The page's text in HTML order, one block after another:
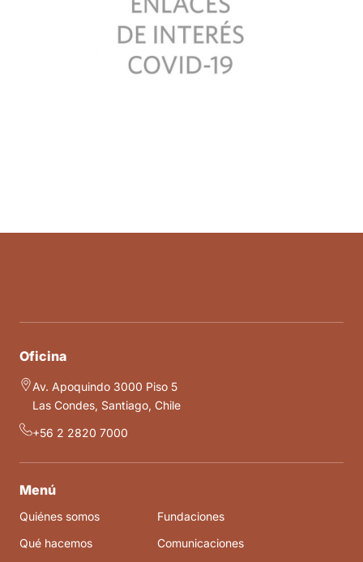
Oficina
Av. Apoquindo 3000 Piso 5
Las Condes, Santiago, Chile
+56 2 2820 7000
Menú
Quiénes somos
Qué hacemos
Fundaciones
Comunicaciones